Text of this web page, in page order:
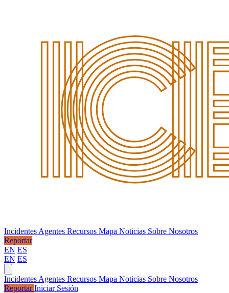
Incidentes Agentes Recursos Mapa Noticias Sobre Nosotros
Reportar
EN ES
EN ES
Incidentes Agentes Recursos Mapa Noticias Sobre Nosotros
ReportarIniciar Sesión